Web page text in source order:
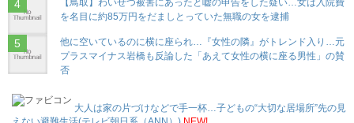
【鳥取】わいせつ被害にあったと嘘の申告をした疑い…女は入院費
を名目に約85万円をだましとっていた無職の女を逮捕
他に空いているのに横に座られ…『女性の隣』がトレンド入り…元
プラスマイナス岩橋も反論した「あえて女性の横に座る男性」の賛
否
大人は家の片づけなどで手一杯…子どもの“大切な居場所”先の見